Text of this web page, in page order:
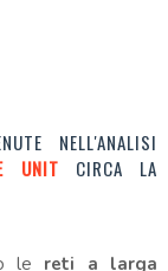
NELL'ANALISI
UNIT CIRCA LA
le reti a larga